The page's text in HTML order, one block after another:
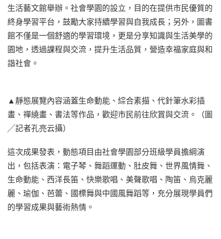
生活藝文館舉辦。社會學園的設立，目的在提供市民優質的
終身學習平台，鼓勵大家持續學習與自我成長；另外，圖書
館不僅是一個舒適的學習環境，更是分享知識與生活美學的
園地，透過課程與交流，提升生活品質，營造幸福家庭與和
諧社會。
▲靜態展覽內容涵蓋生命動能、綜合素描、代針筆水彩插
畫、禪繞畫、書法等作品，歡迎市民前往欣賞與交流。（圖
╱記者孔亮云攝）
這次成果發表，動態項目由社會學園部分班級學員擔綱演
出，包括表演：電子琴、舞蹈運動、肚皮舞、世界風情舞、
生命動能、西洋長笛、快樂歌唱、美聲歌唱、陶笛、烏克麗
麗、瑜伽、芭蕾、國標舞與中國風舞蹈等，充分展現學員們
的學習成果與藝術熱情。